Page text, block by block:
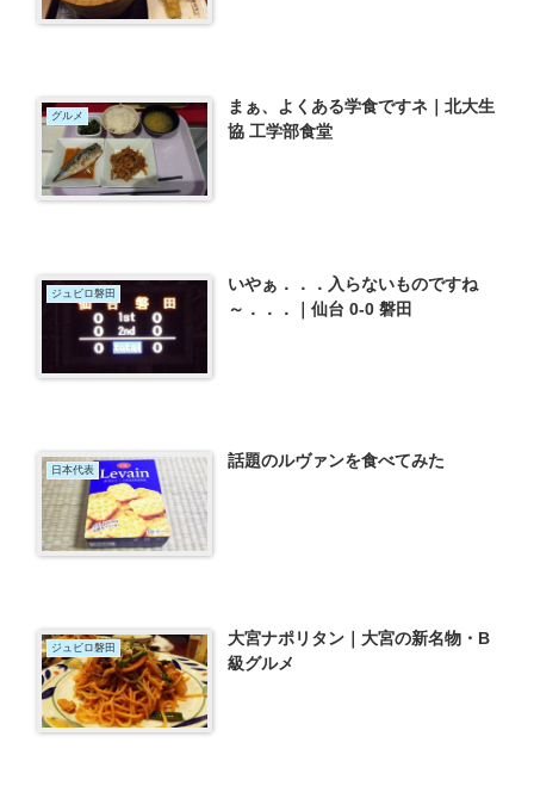
グルメ
まぁ、よくある学食ですネ｜北大生
協 工学部食堂
ジュビロ磐田
いやぁ．．．入らないものですね
～．．．｜仙台 0-0 磐田
日本代表 話題のルヴァンを食べてみた
ジュビロ磐田
大宮ナポリタン｜大宮の新名物・B
級グルメ